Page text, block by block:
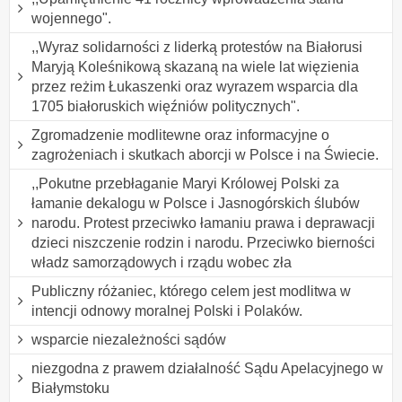
wojennego".
,,Wyraz solidarności z liderką protestów na Białorusi
Maryją Koleśnikową skazaną na wiele lat więzienia
przez reżim Łukaszenki oraz wyrazem wsparcia dla
1705 białoruskich więźniów politycznych".
Zgromadzenie modlitewne oraz informacyjne o
zagrożeniach i skutkach aborcji w Polsce i na Świecie.
,,Pokutne przebłaganie Maryi Królowej Polski za
łamanie dekalogu w Polsce i Jasnogórskich ślubów
narodu. Protest przeciwko łamaniu prawa i deprawacji
dzieci niszczenie rodzin i narodu. Przeciwko bierności
władz samorządowych i rządu wobec zła
Publiczny różaniec, którego celem jest modlitwa w
intencji odnowy moralnej Polski i Polaków.
wsparcie niezależności sądów
niezgodna z prawem działalność Sądu Apelacyjnego w
Białymstoku